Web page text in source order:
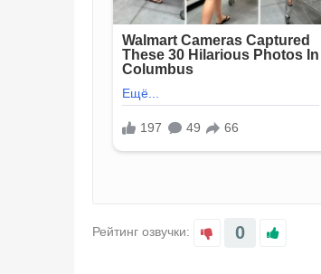
Рейтинг озвучки: 0